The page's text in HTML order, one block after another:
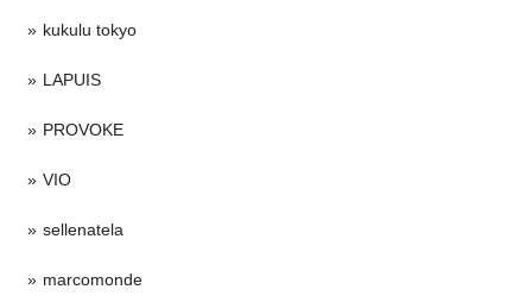
kukulu tokyo
LAPUIS
PROVOKE
VIO
sellenatela
marcomonde